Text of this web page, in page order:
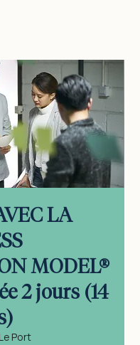
LA
MODEL®
2 jours (14
Port